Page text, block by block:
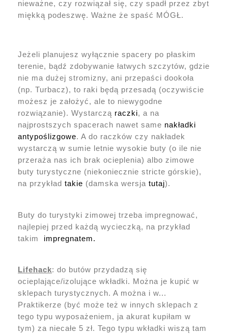
nieważne, czy rozwiązał się, czy spadł przez zbyt
miękką podeszwę. Ważne że spaść MÓGŁ.
Jeżeli planujesz wyłącznie spacery po płaskim
terenie, bądź zdobywanie łatwych szczytów, gdzie
nie ma dużej stromizny, ani przepaści dookoła
(np. Turbacz), to raki będą przesadą (oczywiście
możesz je założyć, ale to niewygodne
rozwiązanie). Wystarczą raczki, a na
najprostszych spacerach nawet same nakładki
antypoślizgowe. A do raczków czy nakładek
wystarczą w sumie letnie wysokie buty (o ile nie
przeraża nas ich brak ocieplenia) albo zimowe
buty turystyczne (niekoniecznie stricte górskie),
na przykład takie (damska wersja tutaj).
Buty do turystyki zimowej trzeba impregnować,
najlepiej przed każdą wycieczką, na przykład
takim impregnatem.
Lifehack: do butów przydadzą się
ocieplające/izolujące wkładki. Można je kupić w
sklepach turystycznych. A można i w...
Praktikerze (być może też w innych sklepach z
tego typu wyposażeniem, ja akurat kupiłam w
tym) za niecałe 5 zł. Tego typu wkładki wiszą tam